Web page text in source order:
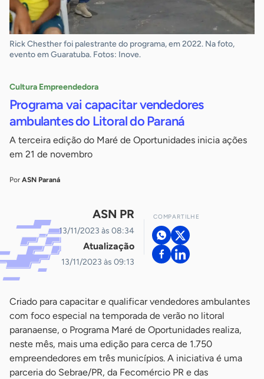
Rick Chesther foi palestrante do programa, em 2022. Na foto,
evento em Guaratuba. Fotos: Inove.
Cultura Empreendedora
Programa vai capacitar vendedores
ambulantes do Litoral do Paraná
A terceira edição do Maré de Oportunidades inicia ações
em 21 de novembro
Por ASN Paraná
ASN PR
13/11/2023 às 08:34
Atualização
13/11/2023 às 09:13
COMPARTILHE
Criado para capacitar e qualificar vendedores ambulantes
com foco especial na temporada de verão no litoral
paranaense, o Programa Maré de Oportunidades realiza,
neste mês, mais uma edição para cerca de 1.750
empreendedores em três municípios. A iniciativa é uma
parceria do Sebrae/PR, da Fecomércio PR e das